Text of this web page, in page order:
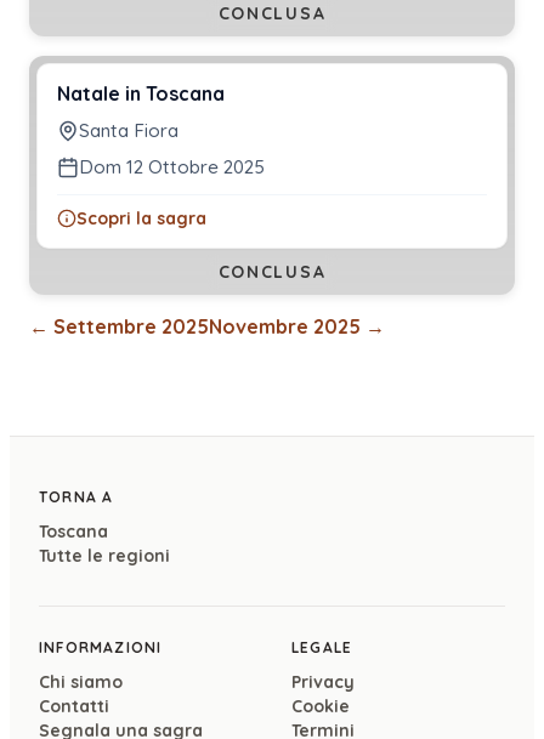
CONCLUSA
Natale in Toscana
Santa Fiora
Dom 12 Ottobre 2025
Scopri la sagra
CONCLUSA
← Settembre 2025Novembre 2025 →
TORNA A
Toscana
Tutte le regioni
INFORMAZIONI
Chi siamo
Contatti
Segnala una sagra
LEGALE
Privacy
Cookie
Termini